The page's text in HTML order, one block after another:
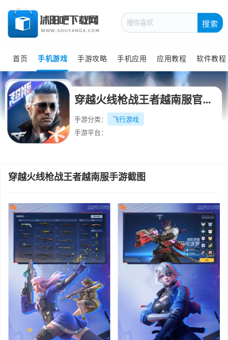
搜索
首页 手机游戏 手游攻略 手机应用 应用教程 软件教程
穿越火线枪战王者越南服官方最新版
手游分类：
飞行游戏
手游平台：
穿越火线枪战王者越南服手游截图